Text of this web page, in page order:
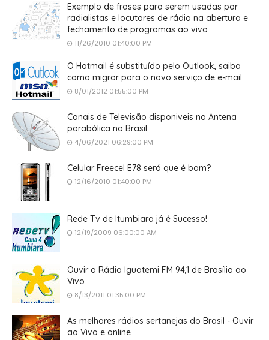
Exemplo de frases para serem usadas por
radialistas e locutores de rádio na abertura e
fechamento de programas ao vivo
11/26/2010 01:40:00 PM
O Hotmail é substituído pelo Outlook, saiba
como migrar para o novo serviço de e-mail
8/01/2012 01:55:00 PM
Canais de Televisão disponiveis na Antena
parabólica no Brasil
4/06/2021 06:29:00 PM
Celular Freecel E78 será que é bom?
12/16/2010 01:40:00 PM
Rede Tv de Itumbiara já é Sucesso!
12/19/2009 06:00:00 AM
Ouvir a Rádio Iguatemi FM 94,1 de Brasília ao
Vivo
8/13/2011 01:35:00 PM
As melhores rádios sertanejas do Brasil - Ouvir
ao Vivo e online